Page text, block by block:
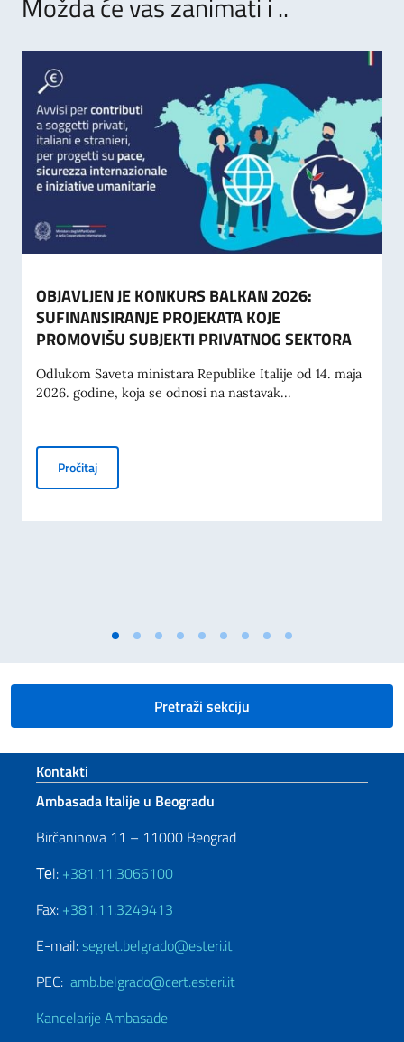
OBJAVLJEN JE KONKURS BALKAN 2026:
SUFINANSIRANJE PROJEKATA KOJE
PROMOVIŠU SUBJEKTI PRIVATNOG SEKTORA
Odlukom Saveta ministara Republike Italije od 14. maja
2026. godine, koja se odnosi na nastavak...
PročitajOBJAVLJEN JE KONKURS BALKAN 2026:
Pretraži sekciju
Footer section
Kontakti
Ambasada Italije u Beogradu
Birčaninova 11 – 11000 Beograd
Теl: +381.11.3066100
Fax: +381.11.3249413
E-mail:segret.belgrado@esteri.it
PEC: amb.belgrado@cert.esteri.it
Kancelarije Ambasade